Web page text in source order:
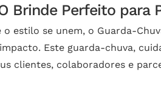
Brinde Perfeito para
estilo se unem, o Guarda-
Este guarda-chuva,
clientes, colaboradores e